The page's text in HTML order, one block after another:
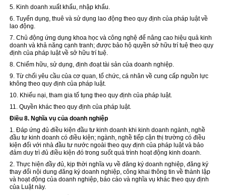
5. Kinh doanh xuất khẩu, nhập khẩu.
6. Tuyển dụng, thuê và sử dụng lao động theo quy định của pháp luật về
lao động.
7. Chủ động ứng dụng khoa học và công nghệ để nâng cao hiệu quả kinh
doanh và khả năng cạnh tranh; được bảo hộ quyền sở hữu trí tuệ theo quy
định của pháp luật về sở hữu trí tuệ.
8. Chiếm hữu, sử dụng, định đoạt tài sản của doanh nghiệp.
9. Từ chối yêu cầu của cơ quan, tổ chức, cá nhân về cung cấp nguồn lực
không theo quy định của pháp luật.
10. Khiếu nại, tham gia tố tụng theo quy định của pháp luật.
11. Quyền khác theoquy định của pháp luật.
Điều 8. Nghĩa vụ của doanh nghiệp
1. Đáp ứng đủ điều kiện đầu tư kinh doanh khi kinh doanh ngành, nghề
đầu tư kinh doanh có điều kiện; ngành, nghề tiếp cận thị trường có điều
kiện đối với nhà đầu tư nước ngoài theo quy định của pháp luật và bảo
đảm duy trì đủ điều kiện đó trong suốt quá trình hoạt động kinh doanh.
2. Thực hiện đầy đủ, kịp thời nghĩa vụ về đăng ký doanh nghiệp, đăng ký
thay đổi nội dung đăng ký doanh nghiệp, công khai thông tin về thành lập
và hoạt động của doanh nghiệp, báo cáo và nghĩa vụ khác theo quy định
của Luật này.